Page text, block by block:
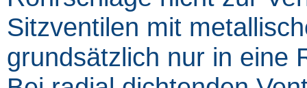
Sitzventilen mit
grundsätzlich nur in eine